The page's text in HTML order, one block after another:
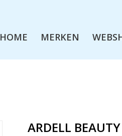
HOME MERKEN
ARDELL BEAUTY